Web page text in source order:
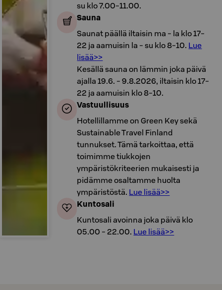
su klo 7.00-11.00.
Sauna
Saunat päällä iltaisin ma - la klo 17-
22 ja aamuisin la - su klo 8-10. Lue
lisää>>
Kesällä sauna on lämmin joka päivä
ajalla 19.6. - 9.8.2026, iltaisin klo 17-
22 ja aamuisin klo 8-10.
Vastuullisuus
Hotellillamme on Green Key sekä
Sustainable Travel Finland
tunnukset. Tämä tarkoittaa, että
toimimme tiukkojen
ympäristökriteerien mukaisesti ja
pidämme osaltamme huolta
ympäristöstä. Lue lisää>>
Kuntosali
Kuntosali avoinna joka päivä klo
05.00 - 22.00. Lue lisää>>